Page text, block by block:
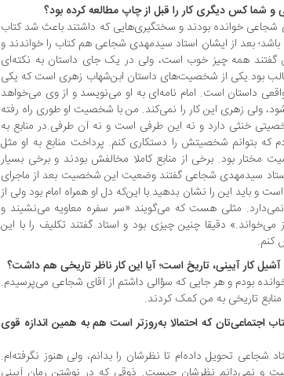
شما کس دیگری کار را قبل از چاپ مطالعه کرده بود؟
شجاعی خوانده بودند و سختگیری‌هایی که داشتند باعث شد کتاب
بعد از ایشان استاد سیدمهدی شجاعی هم کتاب را خواندند و
گفتند همه چیز خوب است، ولی در یک جای داستان به نکته‌ای
بود.یکی از شخصیت‌های داستان ابن‌شهاب زهری است که یکی
داستان است. امام نامه‌ای به او می‌نویسد و از وی می‌خواهد
ولی زهری این کار را نمی‌کند. من با شخصیت او طوری راه رفته
خنثی دارد و نه این طرفی است و نه آن طرفی.در منابع به
که بتوانم شخصیتش را دستکاری کنم. پرداخت منابع به او مثل
مختار بود. برخی از منابع کاملا مخالفش بودند و برخی بسیار
سیدمهدی شجاعی گفتند وضعیت این شخصیت بعد از ماجرای
باید این را نشان بدهید.با این‌که دل او همراه امام بود ولی از
مثلی هست که می‌گویند «سر سفره معاویه می‌نشیند و
دقیقا چنین چیزی بود و استاد گفتند تکلیف را با این
کار آیینی، تاریخ است‌؛ آیا این کار ناظر تاریخی هم داشت؟
بودم و هر جایی که سؤالی داشتم از آقای شجاعی می‌پرسیدم.
تاریخی به من کمک کردند.
اجتماعی‌تان که احتمالا به‌روزتر است هم به همین اندازه قوی
شجاعی تحویل داده‌ام تا نظرشان را بدانم، ولی هنوز نگرفته‌ام.